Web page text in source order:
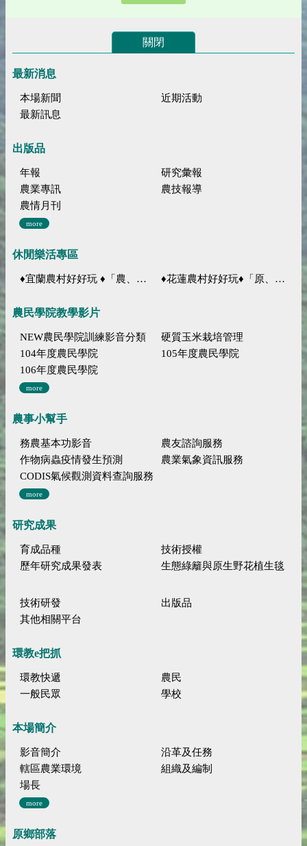
關閉
最新消息
本場新聞
近期活動
最新訊息
出版品
年報
研究彙報
農業專訊
農技報導
農情月刊
more
休閒樂活專區
♦宜蘭農村好好玩 ♦「農、藝、山、水」四條遊程推薦 ♦花蓮農村好好玩♦「原、生、慢、活」四條遊程推薦
農民學院教學影片
NEW農民學院訓練影音分類
硬質玉米栽培管理
104年度農民學院
105年度農民學院
106年度農民學院
more
農事小幫手
務農基本功影音
農友諮詢服務
作物病蟲疫情發生預測
農業氣象資訊服務
CODIS氣候觀測資料查詢服務
more
研究成果
育成品種
技術授權
歷年研究成果發表
生態綠籬與原生野花植生毯
技術研發
出版品
其他相關平台
環教e把抓
環教快遞
農民
一般民眾
學校
本場簡介
影音簡介
沿革及任務
轄區農業環境
組織及編制
場長
more
原鄉部落